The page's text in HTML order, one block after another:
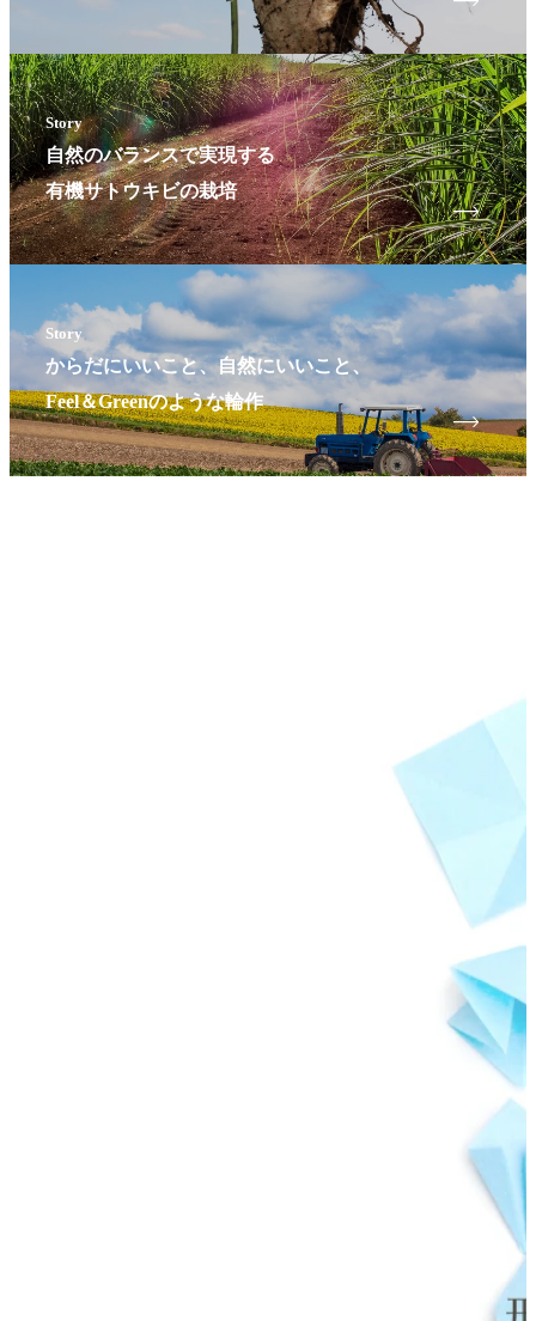
Story
自然のバランスで実現する
有機サトウキビの栽培
Story
からだにいいこと、自然にいいこと、
Feel＆Greenのような輪作